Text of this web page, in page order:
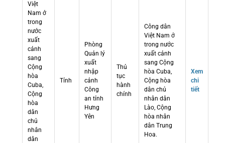
Việt
Nam ở
trong
nước
xuất
cảnh
sang
Cộng
hòa
Cuba,
Cộng
hòa
dân
chủ
nhân
dân
Tỉnh
Phòng
Quản lý
xuất
nhập
cảnh
Công
an tỉnh
Hưng
Yên
Thủ
tục
hành
chính
Công dân
Việt Nam ở
trong nước
xuất cảnh
sang Cộng
hòa Cuba,
Cộng hòa
dân chủ
nhân dân
Lào, Cộng
hòa nhân
dân Trung
Hoa.
Xem
chi
tiết